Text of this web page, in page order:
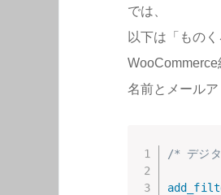
では、
以下は「もの
WooCommerce
名前とメールア
/* デジ